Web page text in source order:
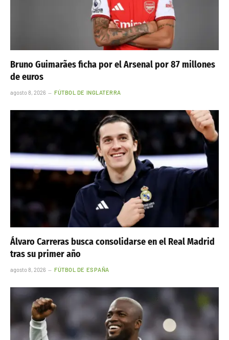
Bruno Guimarães ficha por el Arsenal por 87 millones
de euros
agosto 8, 2026 FÚTBOL DE INGLATERRA
Álvaro Carreras busca consolidarse en el Real Madrid
tras su primer año
agosto 8, 2026 FÚTBOL DE ESPAÑA